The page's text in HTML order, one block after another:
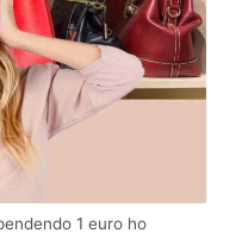
1 euro ho